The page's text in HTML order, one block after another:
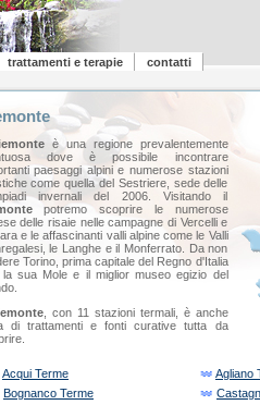
trattamenti e terapie contatti
è una regione prevalentemente
dove è possibile incontrare
paesaggi alpini e numerose stazioni
come quella del Sestriere, sede delle
invernali del 2006. Visitando il
potremo scoprire le numerose
delle risaie nelle campagne di Vercelli e
e le affascinanti valli alpine come le Valli
le Langhe e il Monferrato. Da non
Torino, prima capitale del Regno d'Italia
la sua Mole e il miglior museo egizio del
, con 11 stazioni termali, è anche
di trattamenti e fonti curative tutta da
Acqui Terme
Agliano
Bognanco Terme